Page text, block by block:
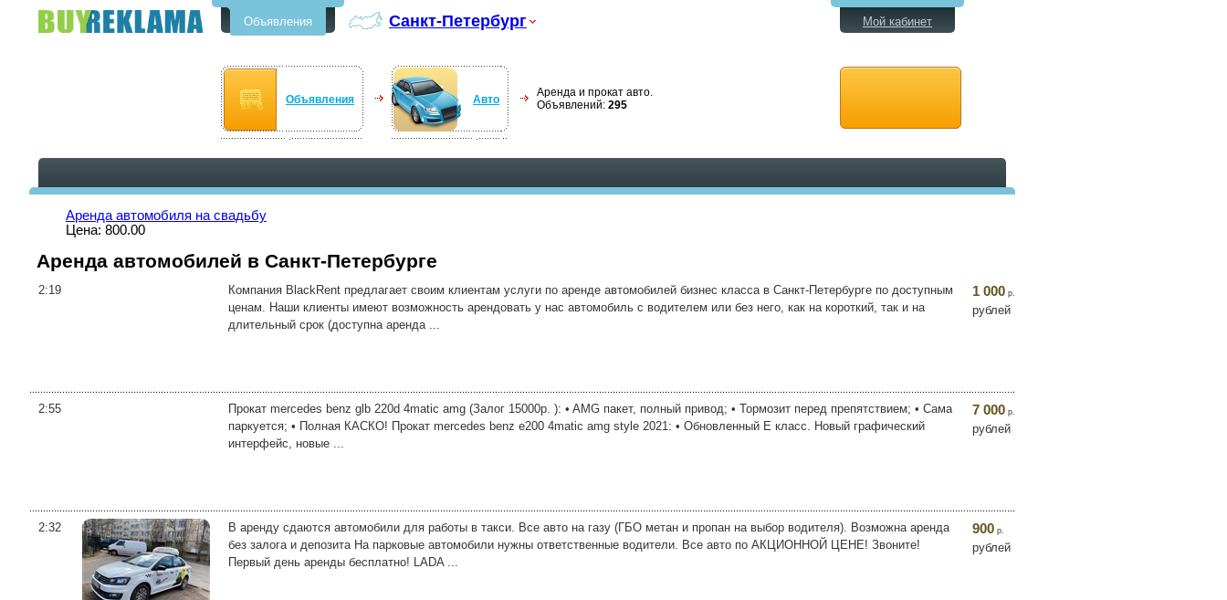
Объявления Санкт-Петербург
Объявления Авто
Аренда и прокат авто.
Объявлений: 295
Мой кабинет
Аренда автомобиля на свадьбу
Цена: 800.00
Аренда автомобилей в Санкт-Петербурге
2:19
Компания BlackRent предлагает своим клиентам услуги по аренде автомобилей бизнес класса в Санкт-Петербурге по доступным
ценам. Наши клиенты имеют возможность арендовать у нас автомобиль с водителем или без него, как на короткий, так и на
длительный срок (доступна аренда ...
1 000 р.
рублей
2:55
Прокат mercedes benz glb 220d 4matic amg (Залог 15000р. ): • AMG пакет, полный привод; • Тормозит перед препятствием; • Сама
паркуется; • Полная КАСКО! Прокат mercedes benz e200 4matic amg style 2021: • Обновленный Е класс. Новый графический
интерфейс, новые ...
7 000 р.
рублей
2:32
В аренду сдаются автомобили для работы в такси. Все авто на газу (ГБО метан и пропан на выбор водителя). Возможна аренда
без залога и депозита На парковые автомобили нужны ответственные водители. Все авто по АКЦИОННОЙ ЦЕНЕ! Звоните!
Первый день аренды бесплатно! LADA ...
900 р.
рублей